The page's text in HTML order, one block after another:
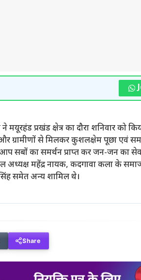
मयूरहंड प्रखंड क्षेत्र का दौरा शनिवार को
और ग्रामीणों से मिलकर कुशलक्षेम पूछा एवं
आप सबों का समर्थन प्राप्त कर जन-जन का
अध्यक्ष महेंद्र नायक, कदगावा कला के
समेत अन्य शामिल थे।
Share